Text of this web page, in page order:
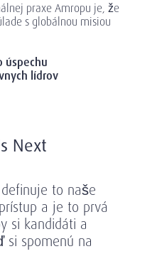
praxe Amropu je, že
s globálnou misiou
úspechu
lídrov
Next
to naše
a je to prvá
si kandidáti a
si spomenú na